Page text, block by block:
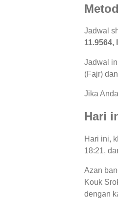
Jadwal
11.9564,
Jadwal
(Fajr)
Jika
Hari
Hari ini,
18:21,
Azan
Kouk
dengan